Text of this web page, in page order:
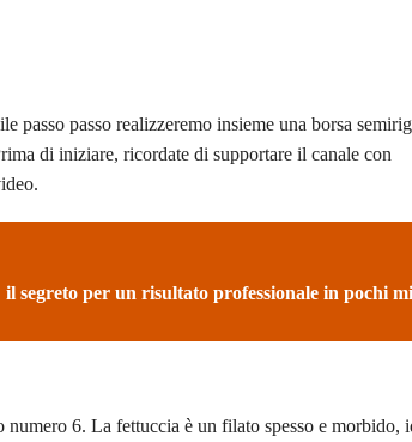
passo passo realizzeremo insieme una borsa
di iniziare, ricordate di supportare il canale con
segreto per un risultato professionale in pochi
6. La fettuccia è un filato spesso e morbido,